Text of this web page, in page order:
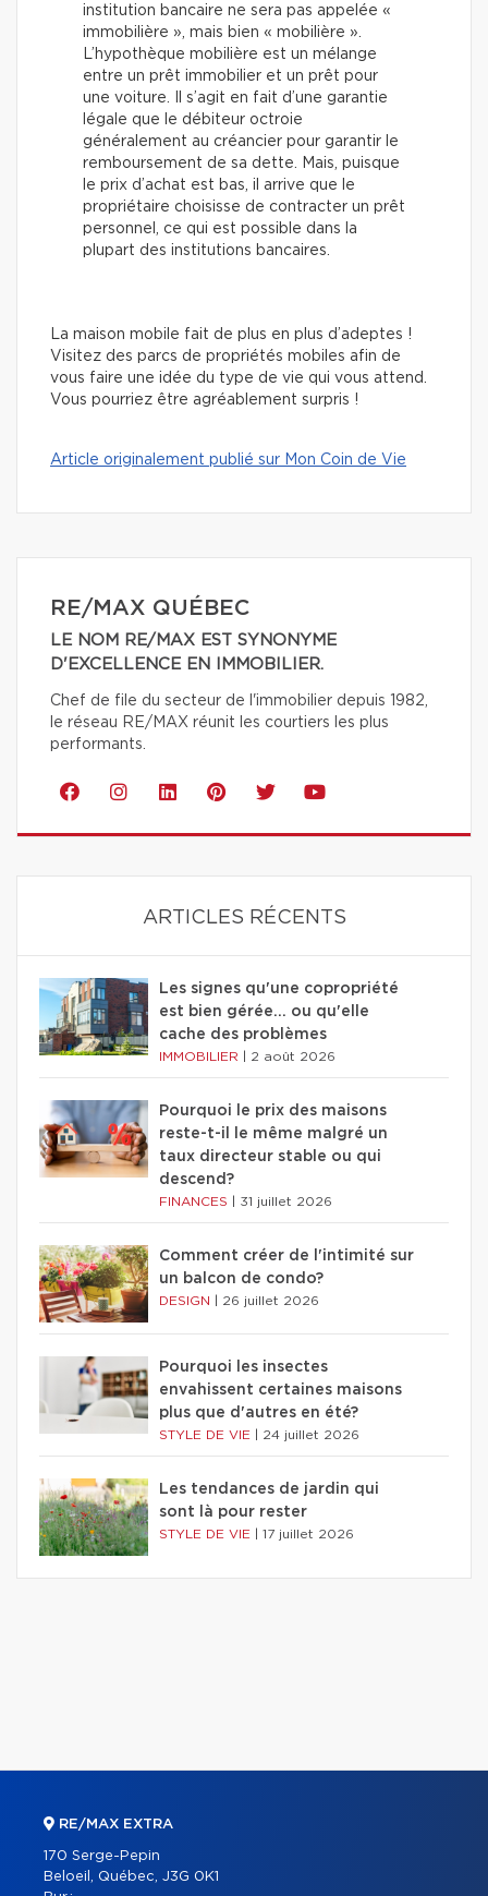
institution bancaire ne sera pas appelée «
immobilière », mais bien « mobilière ».
L’hypothèque mobilière est un mélange
entre un prêt immobilier et un prêt pour
une voiture. Il s’agit en fait d’une garantie
légale que le débiteur octroie
généralement au créancier pour garantir le
remboursement de sa dette. Mais, puisque
le prix d’achat est bas, il arrive que le
propriétaire choisisse de contracter un prêt
personnel, ce qui est possible dans la
plupart des institutions bancaires.
La maison mobile fait de plus en plus d’adeptes !
Visitez des parcs de propriétés mobiles afin de
vous faire une idée du type de vie qui vous attend.
Vous pourriez être agréablement surpris !
Article originalement publié sur Mon Coin de Vie
RE/MAX QUÉBEC
LE NOM RE/MAX EST SYNONYME
D'EXCELLENCE EN IMMOBILIER.
Chef de file du secteur de l'immobilier depuis 1982,
le réseau RE/MAX réunit les courtiers les plus
performants.
ARTICLES RÉCENTS
Les signes qu'une copropriété
est bien gérée… ou qu'elle
cache des problèmes
IMMOBILIER 2 août 2026
Pourquoi le prix des maisons
reste-t-il le même malgré un
taux directeur stable ou qui
descend?
FINANCES 31 juillet 2026
Comment créer de l'intimité sur
un balcon de condo?
DESIGN 26 juillet 2026
Pourquoi les insectes
envahissent certaines maisons
plus que d'autres en été?
STYLE DE VIE 24 juillet 2026
Les tendances de jardin qui
sont là pour rester
STYLE DE VIE 17 juillet 2026
RE/MAX EXTRA
170 Serge-Pepin
Beloeil, Québec, J3G 0K1